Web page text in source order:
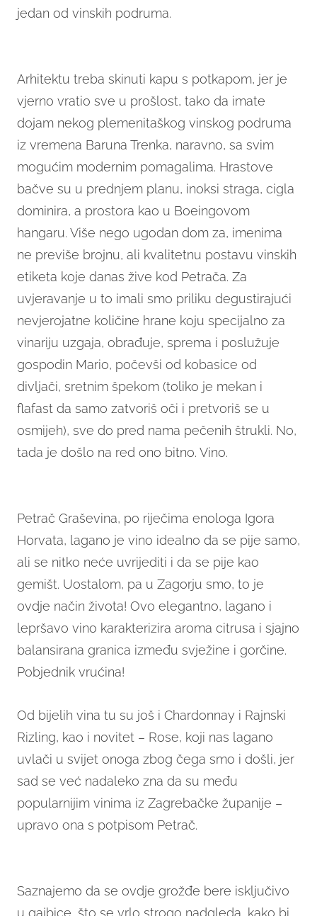
jedan od vinskih podruma.
Arhitektu treba skinuti kapu s potkapom, jer je
vjerno vratio sve u prošlost, tako da imate
dojam nekog plemenitaškog vinskog podruma
iz vremena Baruna Trenka, naravno, sa svim
mogućim modernim pomagalima. Hrastove
bačve su u prednjem planu, inoksi straga, cigla
dominira, a prostora kao u Boeingovom
hangaru. Više nego ugodan dom za, imenima
ne previše brojnu, ali kvalitetnu postavu vinskih
etiketa koje danas žive kod Petrača. Za
uvjeravanje u to imali smo priliku degustirajući
nevjerojatne količine hrane koju specijalno za
vinariju uzgaja, obrađuje, sprema i poslužuje
gospodin Mario, počevši od kobasice od
divljači, sretnim špekom (toliko je mekan i
flafast da samo zatvoriš oči i pretvoriš se u
osmijeh), sve do pred nama pečenih štrukli. No,
tada je došlo na red ono bitno. Vino.
Petrač Graševina, po riječima enologa Igora
Horvata, lagano je vino idealno da se pije samo,
ali se nitko neće uvrijediti i da se pije kao
gemišt. Uostalom, pa u Zagorju smo, to je
ovdje način života! Ovo elegantno, lagano i
lepršavo vino karakterizira aroma citrusa i sjajno
balansirana granica između svježine i gorčine.
Pobjednik vrućina!
Od bijelih vina tu su još i Chardonnay i Rajnski
Rizling, kao i novitet – Rose, koji nas lagano
uvlači u svijet onoga zbog čega smo i došli, jer
sad se već nadaleko zna da su među
popularnijim vinima iz Zagrebačke županije –
upravo ona s potpisom Petrač.
Saznajemo da se ovdje grožđe bere isključivo